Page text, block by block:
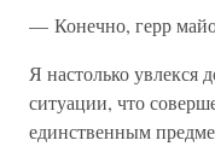
— Конечно, герр
Я настолько увлекся
ситуации, что
единственным